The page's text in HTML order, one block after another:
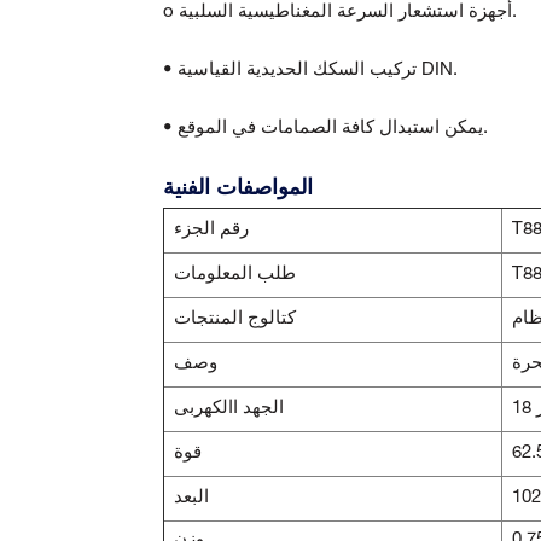
o أجهزة استشعار السرعة المغناطيسية السلبية.
• تركيب السكك الحديدية القياسية DIN.
• يمكن استبدال كافة الصمامات في الموقع.
المواصفات الفنية
رقم الجزء
طلب المعلومات
كتالوج المنتجات
وصف
الجهد االكهربى
قوة
البعد